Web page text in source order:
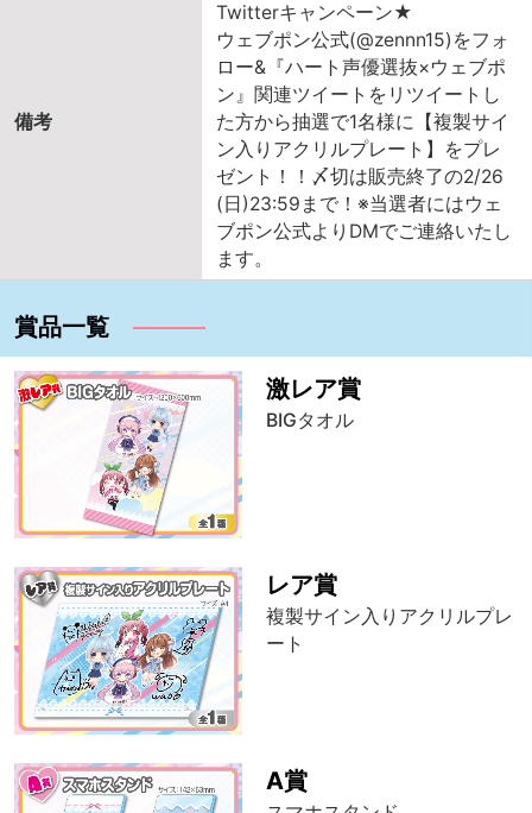
備考
Twitterキャンペーン★
ウェブポン公式(@zennn15)をフォ
ロー&『ハート声優選抜×ウェブポ
ン』関連ツイートをリツイートし
た方から抽選で1名様に【複製サイ
ン入りアクリルプレート】をプレ
ゼント！！〆切は販売終了の2/26
(日)23:59まで！※当選者にはウェ
ブポン公式よりDMでご連絡いたし
ます。
賞品一覧
激レア賞
BIGタオル
レア賞
複製サイン入りアクリルプレ
ート
A賞